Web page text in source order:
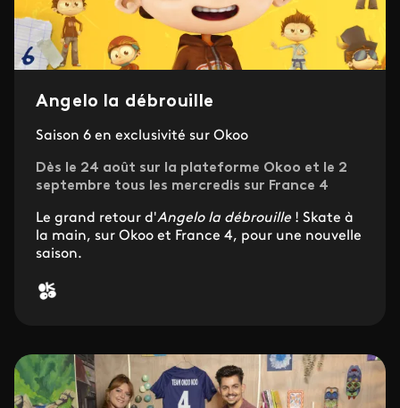
Angelo la débrouille
Saison 6 en exclusivité sur Okoo
Dès le 24 août sur la plateforme Okoo et le 2
septembre tous les mercredis sur France 4
Le grand retour d'Angelo la débrouille ! Skate à
la main, sur Okoo et France 4, pour une nouvelle
saison.